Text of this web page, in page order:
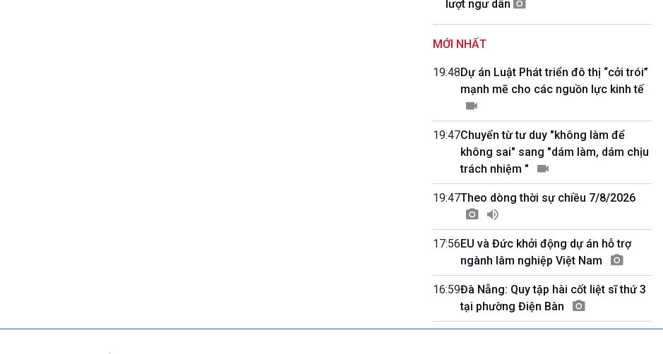
09h35-09h40
Quốc hội với cử tri
Quảng cáo
10h00-10h05
Bản tin thời sự
10h05-10h10
Quảng cáo
10h10-10h25
Dân tộc và phát triển
Quảng cáo
10h30-11h00
11h00-11h05
Bản tin thể thao
11h05-11h10
Quảng cáo
Xã hội chuyển động
11h25-11h30
lượt ngư dân
MỚI NHẤT
19:48Dự án Luật Phát triển đô thị “cởi trói”
mạnh mẽ cho các nguồn lực kinh tế
19:47Chuyển từ tư duy "không làm để
không sai" sang "dám làm, dám chịu
trách nhiệm "
19:47Theo dòng thời sự chiều 7/8/2026
17:56EU và Đức khởi động dự án hỗ trợ
ngành lâm nghiệp Việt Nam
16:59Đà Nẵng: Quy tập hài cốt liệt sĩ thứ 3
tại phường Điện Bàn